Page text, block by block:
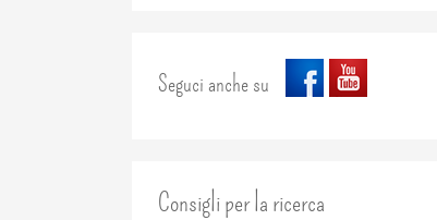
Seguci anche su
Consigli per la ricerca